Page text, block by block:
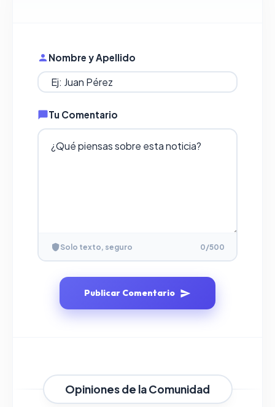
Nombre y Apellido
Tu Comentario
Solo texto, seguro 0/500
Publicar Comentario
Opiniones de la Comunidad